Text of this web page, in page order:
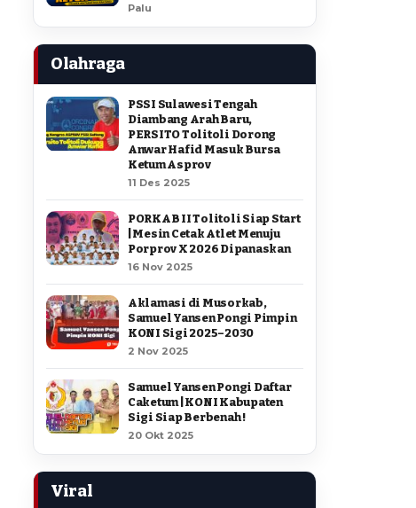
Palu
Olahraga
PSSI Sulawesi Tengah
Diambang Arah Baru,
PERSITO Tolitoli Dorong
Anwar Hafid Masuk Bursa
Ketum Asprov
11 Des 2025
PORKAB II Tolitoli Siap Start
| Mesin Cetak Atlet Menuju
Porprov X 2026 Dipanaskan
16 Nov 2025
Aklamasi di Musorkab,
Samuel Yansen Pongi Pimpin
KONI Sigi 2025–2030
2 Nov 2025
Samuel Yansen Pongi Daftar
Caketum | KONI Kabupaten
Sigi Siap Berbenah !
20 Okt 2025
Viral